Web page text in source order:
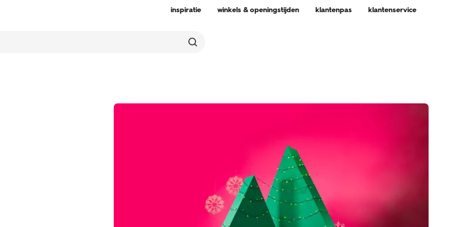
inspiratie winkels & openingstijden klantenpas klantenservice